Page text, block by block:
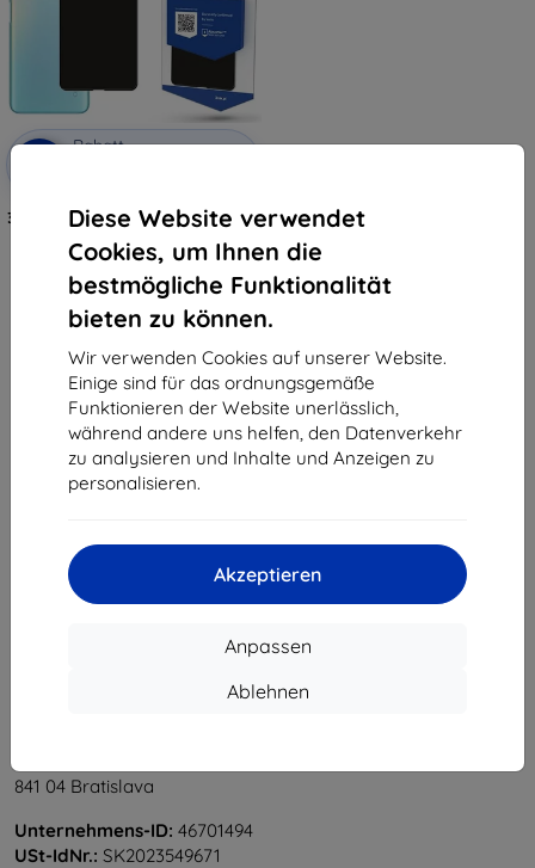
Diese Website verwendet
Cookies, um Ihnen die
bestmögliche Funktionalität
bieten zu können.
Wir verwenden Cookies auf unserer Website.
Einige sind für das ordnungsgemäße
Funktionieren der Website unerlässlich,
während andere uns helfen, den Datenverkehr
zu analysieren und Inhalte und Anzeigen zu
personalisieren.
Akzeptieren
Anpassen
Ablehnen
Rabatt
3MK Matt Case Oppo A36 schwarz
12,90 €
7,12 €
Auf Lager 2 Stk.
vom ganzen5.
«
841 04 Bratislava
Unternehmens-ID: 46701494
USt-IdNr.: SK2023549671